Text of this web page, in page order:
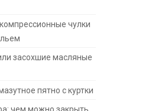
чулки
засохшие масляные
пятно с куртки